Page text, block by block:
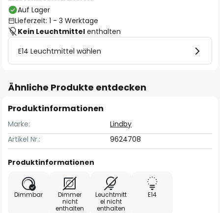
Auf Lager
Lieferzeit: 1 - 3 Werktage
Kein Leuchtmittel enthalten
E14 Leuchtmittel wählen
Ähnliche Produkte entdecken
Produktinformationen
Marke:
Lindby
Artikel Nr.:
9624708
Produktinformationen
Dimmbar
Dimmer
nicht
enthalten
Leuchtmitt
el nicht
enthalten
E14